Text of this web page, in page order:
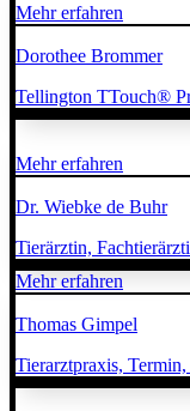
Mehr erfahren
Dorothee Brommer
Tellington TTouch®
Mehr erfahren
Dr. Wiebke de Buhr
Tierärztin,
Mehr erfahren
Thomas Gimpel
Tierarztpraxis,